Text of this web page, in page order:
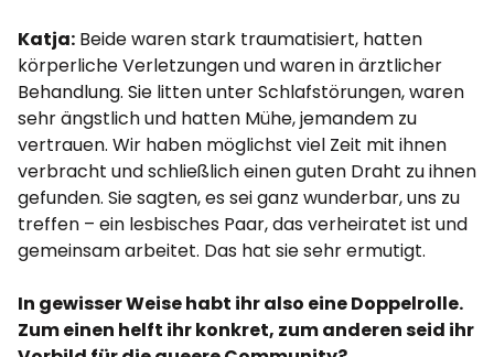
Katja: Beide waren stark traumatisiert, hatten
körperliche Verletzungen und waren in ärztlicher
Behandlung. Sie litten unter Schlafstörungen, waren
sehr ängstlich und hatten Mühe, jemandem zu
vertrauen. Wir haben möglichst viel Zeit mit ihnen
verbracht und schließlich einen guten Draht zu ihnen
gefunden. Sie sagten, es sei ganz wunderbar, uns zu
treffen – ein lesbisches Paar, das verheiratet ist und
gemeinsam arbeitet. Das hat sie sehr ermutigt.
In gewisser Weise habt ihr also eine Doppelrolle.
Zum einen helft ihr konkret, zum anderen seid ihr